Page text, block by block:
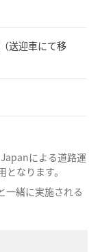
送迎車にて移
による道路運
なります。
一緒に実施される